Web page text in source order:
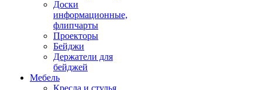
Доски
информационные,
флипчарты
Проекторы
Бейджи
Держатели для
бейджей
Мебель
Кресла и стулья